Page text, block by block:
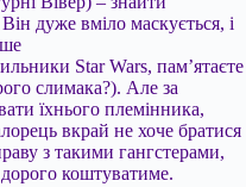
дуже вміло маскується, і
Star Wars, пам’ятаєте
слимака?). Але за
їхнього племінника,
вкрай не хоче братися
з такими гангстерами,
коштуватиме.